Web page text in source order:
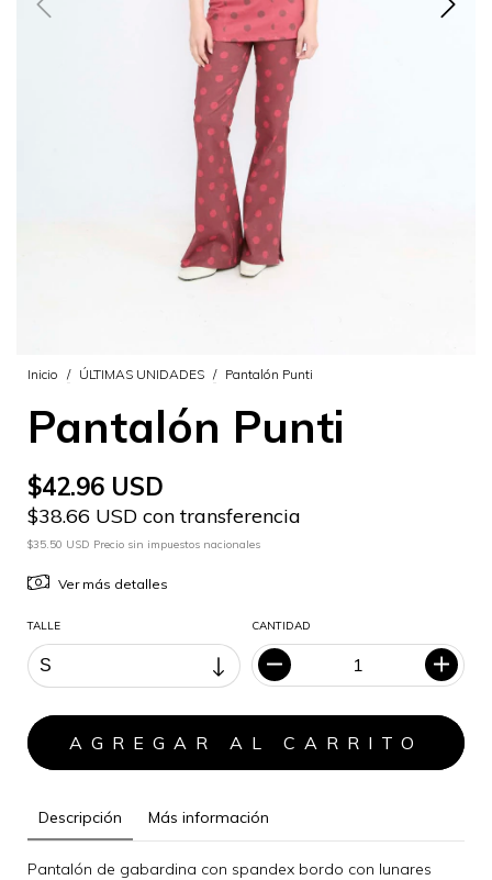
Inicio / ÚLTIMAS UNIDADES / Pantalón Punti
Pantalón Punti
$42.96 USD
$38.66 USD con transferencia
$35.50 USD Precio sin impuestos nacionales
Ver más detalles
TALLE CANTIDAD
Descripción Más información
Pantalón de gabardina con spandex bordo con lunares